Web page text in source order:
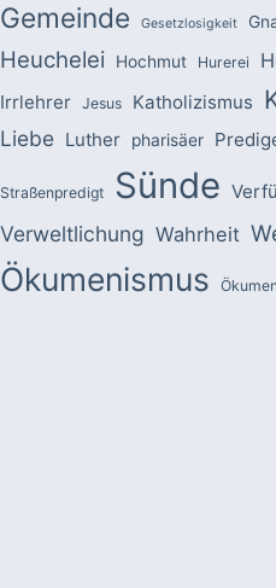
Gemeinde Gesetzlosigkeit
Heuchelei Hochmut Hurerei
Irrlehrer Jesus Katholizismus
Liebe Luther pharisäer
Straßenpredigt Sünde
Verweltlichung Wahrheit
Ökumenismus